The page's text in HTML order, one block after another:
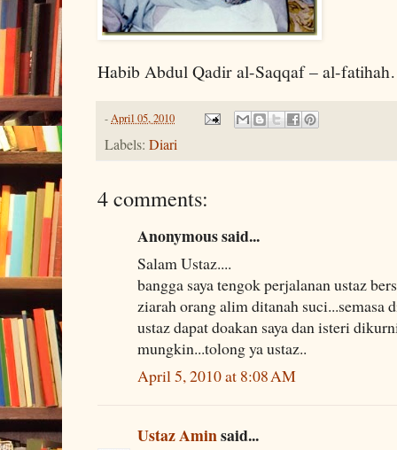
Habib Abdul Qadir al-Saqqaf – al-
-April 05, 2010
Labels: Diari
4 comments:
Anonymous said...
Salam Ustaz....
bangga saya tengok perjalanan ustaz
ziarah orang alim ditanah suci...semasa
ustaz dapat doakan saya dan isteri
mungkin...tolong ya ustaz..
April 5, 2010 at 8:08 AM
Ustaz Aminsaid...